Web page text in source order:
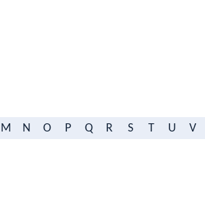
M N O P Q R S T U V